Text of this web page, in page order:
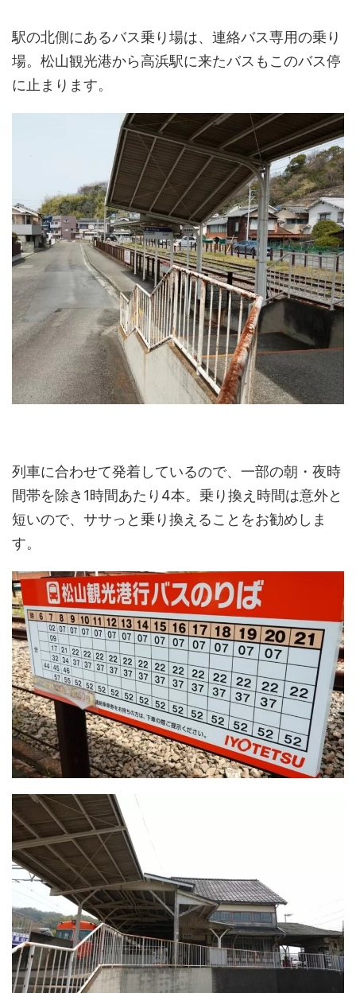
駅の北側にあるバス乗り場は、連絡バス専用の乗り
場。松山観光港から高浜駅に来たバスもこのバス停
に止まります。
列車に合わせて発着しているので、一部の朝・夜時
間帯を除き1時間あたり4本。乗り換え時間は意外と
短いので、ササっと乗り換えることをお勧めしま
す。